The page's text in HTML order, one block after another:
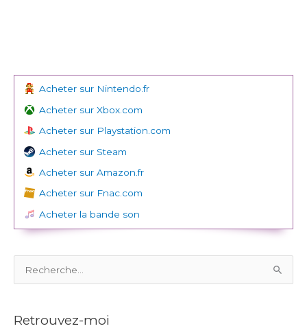
Acheter sur Nintendo.fr
Acheter sur Xbox.com
Acheter sur Playstation.com
Acheter sur Steam
Acheter sur Amazon.fr
Acheter sur Fnac.com
Acheter la bande son
e
h
Retrouvez-moi